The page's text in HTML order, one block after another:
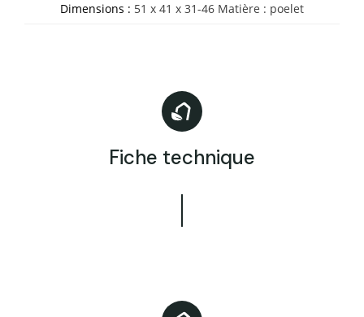
Dimensions : 51 x 41 x 31-46 Matière : poelet
Fiche technique